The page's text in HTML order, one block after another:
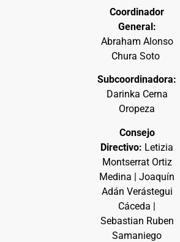
Coordinador
General:
Abraham Alonso
Chura Soto
Subcoordinadora:
Darinka Cerna
Oropeza
Consejo
Directivo: Letizia
Montserrat Ortiz
Medina | Joaquín
Adán Verástegui
Cáceda |
Sebastian Ruben
Samaniego